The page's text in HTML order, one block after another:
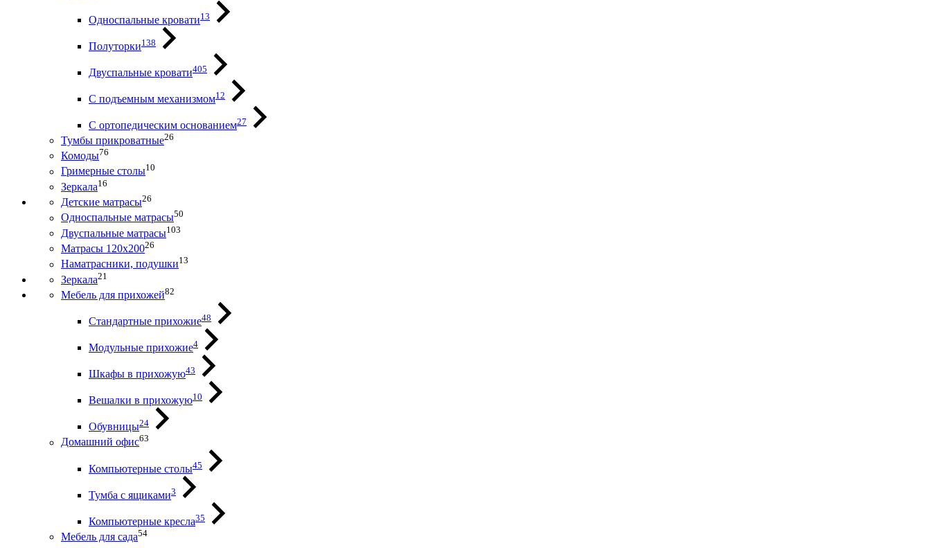
Односпальные кровати13
Полуторки138
Двуспальные кровати405
С подъемным механизмом12
С ортопедическим основанием27
Тумбы прикроватные26
Комоды76
Гримерные столы10
Зеркала16
Детские матрасы26
Односпальные матрасы50
Двуспальные матрасы103
Матрасы 120х20026
Наматрасники, подушки13
Зеркала21
Мебель для прихожей82
Стандартные прихожие48
Модульные прихожие4
Шкафы в прихожую43
Вешалки в прихожую10
Обувницы24
Домашний офис63
Компьютерные столы45
Тумба с ящиками3
Компьютерные кресла35
Мебель для сада54